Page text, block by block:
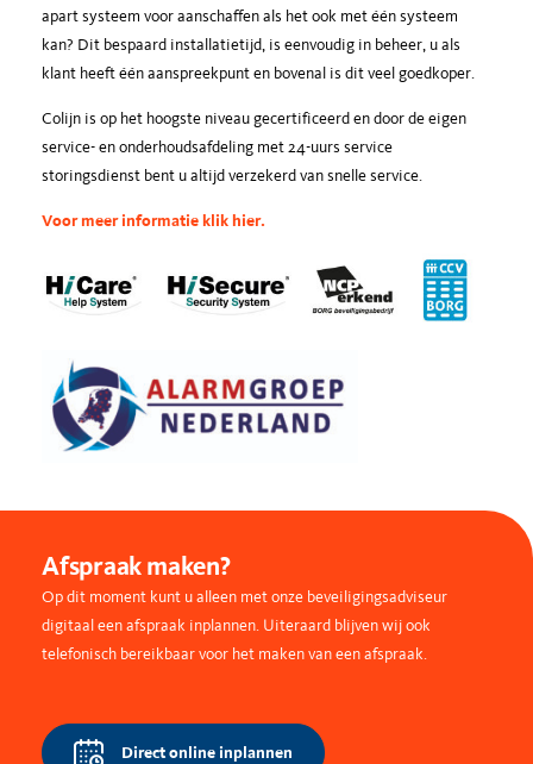
apart systeem voor aanschaffen als het ook met één systeem
kan? Dit bespaard installatietijd, is eenvoudig in beheer, u als
klant heeft één aanspreekpunt en bovenal is dit veel goedkoper.
Colijn is op het hoogste niveau gecertificeerd en door de eigen
service- en onderhoudsafdeling met 24-uurs service
storingsdienst bent u altijd verzekerd van snelle service.
Voor meer informatie klik hier.
Afspraak maken?
Op dit moment kunt u alleen met onze beveiligingsadviseur
digitaal een afspraak inplannen. Uiteraard blijven wij ook
telefonisch bereikbaar voor het maken van een afspraak.
Direct online inplannen